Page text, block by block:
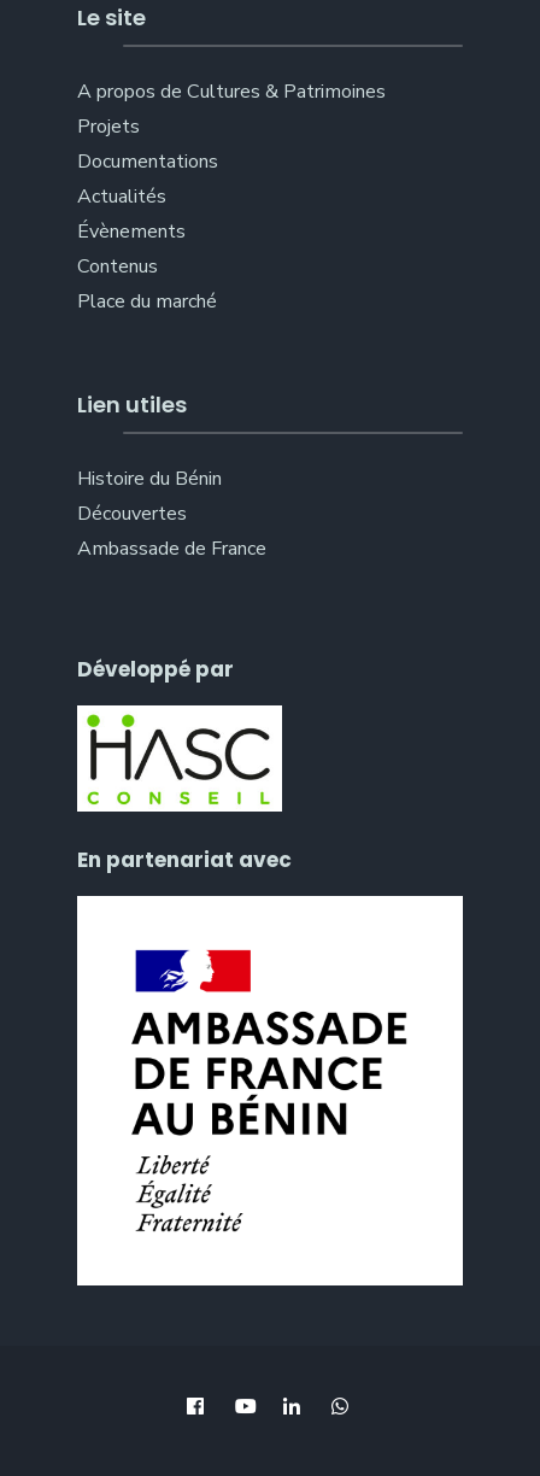
Le site
A propos de Cultures & Patrimoines
Projets
Documentations
Actualités
Évènements
Contenus
Place du marché
Lien utiles
Histoire du Bénin
Découvertes
Ambassade de France
Développé par
En partenariat avec